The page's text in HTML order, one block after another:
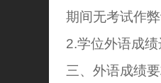
期间无考试作
2.学位外语成绩
三、外语成绩